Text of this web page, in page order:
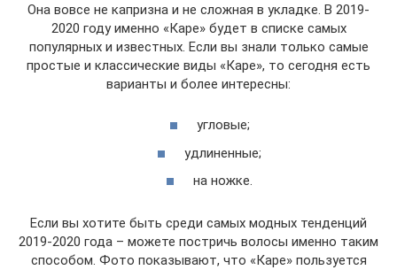
Она вовсе не капризна и не сложная в укладке. В 2019-
2020 году именно «Каре» будет в списке самых
популярных и известных. Если вы знали только самые
простые и классические виды «Каре», то сегодня есть
варианты и более интересны:
угловые;
удлиненные;
на ножке.
Если вы хотите быть среди самых модных тенденций
2019-2020 года – можете постричь волосы именно таким
способом. Фото показывают, что «Каре» пользуется